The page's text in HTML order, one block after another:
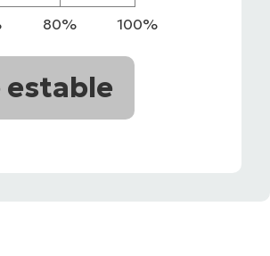
80% 100%
estable